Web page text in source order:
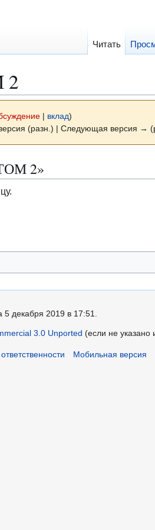
2
| вклад)
(разн.) | Следующая версия →
2»
Читать
декабря 2019 в 17:51.
3.0 Unported (если не указано
Мобильная версия